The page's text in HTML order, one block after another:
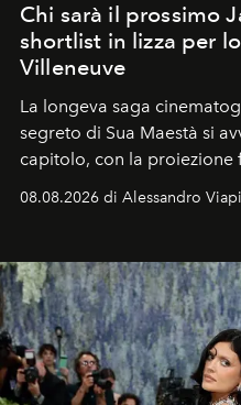
Chi sarà il prossimo
shortlist in lizza per
Villeneuve
La longeva saga
segreto di Sua Maestà si
capitolo, con la proiezione
dell’attore chiamato a
Craig, però, regna ancora
08.08.2026 di Alessandro